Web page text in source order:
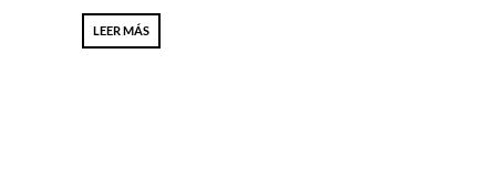
LEER MÁS